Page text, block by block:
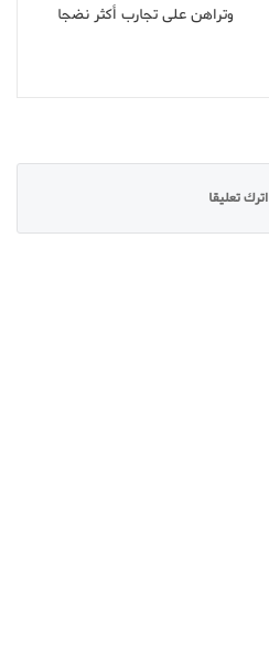
وتراهن على تجارب أكثر نضجا
اترك تعليقا